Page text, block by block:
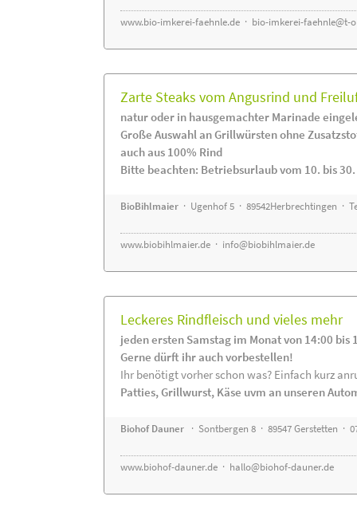
www.bio-imkerei-faehnle.de · bio-imkerei-faehnle@t-
Zarte Steaks vom Angusrind und
natur oder in hausgemachter Marinade
Große Auswahl an Grillwürsten ohne
auch aus 100% Rind
Bitte beachten: Betriebsurlaub vom 10. bis
BioBihlmaier · Ugenhof 5 · 89542Herbrechtingen ·
www.biobihlmaier.de · info@biobihlmaier.de
Leckeres Rindfleisch und vieles mehr
jeden ersten Samstag im Monat von 14:00 bis
Gerne dürft ihr auch vorbestellen!
Ihr benötigt vorher schon was? Einfach kurz
Patties, Grillwurst, Käse uvm an unseren
Biohof Dauner · Sontbergen 8 · 89547 Gerstetten ·
www.biohof-dauner.de · hallo@biohof-dauner.de